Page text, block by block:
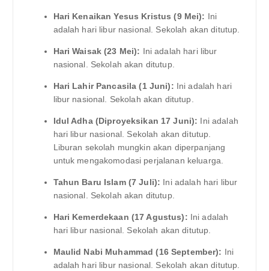
Hari Kenaikan Yesus Kristus (9 Mei): Ini
adalah hari libur nasional. Sekolah akan ditutup.
Hari Waisak (23 Mei): Ini adalah hari libur
nasional. Sekolah akan ditutup.
Hari Lahir Pancasila (1 Juni): Ini adalah hari
libur nasional. Sekolah akan ditutup.
Idul Adha (Diproyeksikan 17 Juni): Ini adalah
hari libur nasional. Sekolah akan ditutup.
Liburan sekolah mungkin akan diperpanjang
untuk mengakomodasi perjalanan keluarga.
Tahun Baru Islam (7 Juli): Ini adalah hari libur
nasional. Sekolah akan ditutup.
Hari Kemerdekaan (17 Agustus): Ini adalah
hari libur nasional. Sekolah akan ditutup.
Maulid Nabi Muhammad (16 September): Ini
adalah hari libur nasional. Sekolah akan ditutup.